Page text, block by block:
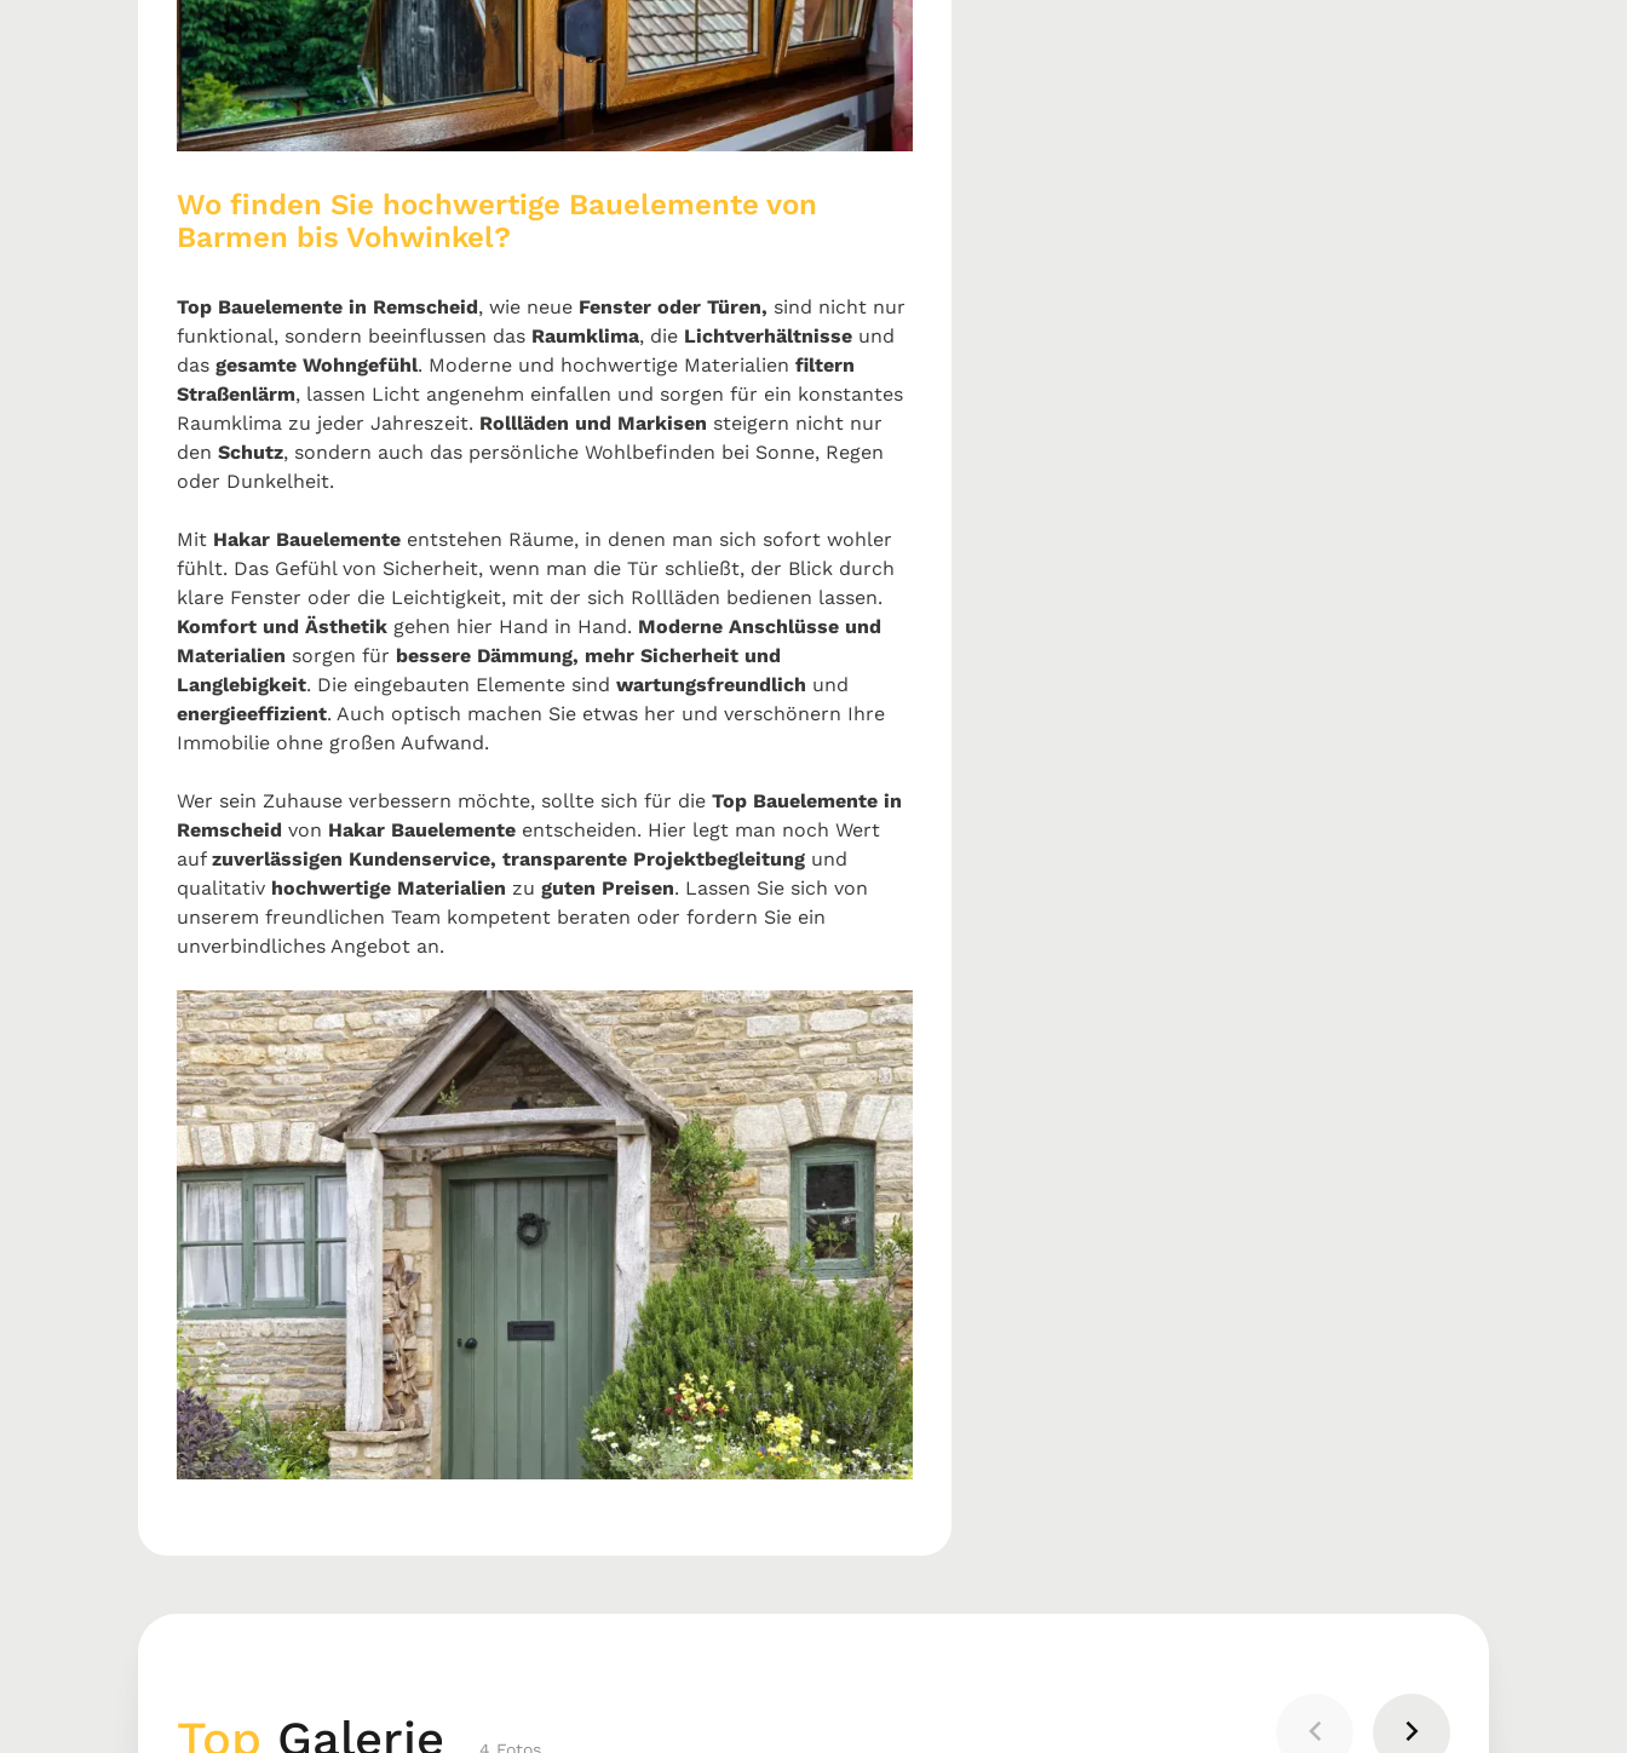
Wo finden Sie hochwertige Bauelemente von
Barmen bis Vohwinkel?
Top Bauelemente in Remscheid, wie neue Fenster oder Türen, sind nicht nur
funktional, sondern beeinflussen das Raumklima, die Lichtverhältnisse und
das gesamte Wohngefühl. Moderne und hochwertige Materialien filtern
Straßenlärm, lassen Licht angenehm einfallen und sorgen für ein konstantes
Raumklima zu jeder Jahreszeit. Rollläden und Markisen steigern nicht nur
den Schutz, sondern auch das persönliche Wohlbefinden bei Sonne, Regen
oder Dunkelheit.
Mit Hakar Bauelemente entstehen Räume, in denen man sich sofort wohler
fühlt. Das Gefühl von Sicherheit, wenn man die Tür schließt, der Blick durch
klare Fenster oder die Leichtigkeit, mit der sich Rollläden bedienen lassen.
Komfort und Ästhetik gehen hier Hand in Hand. Moderne Anschlüsse und
Materialien sorgen für bessere Dämmung, mehr Sicherheit und
Langlebigkeit. Die eingebauten Elemente sind wartungsfreundlich und
energieeffizient. Auch optisch machen Sie etwas her und verschönern Ihre
Immobilie ohne großen Aufwand.
Wer sein Zuhause verbessern möchte, sollte sich für die Top Bauelemente in
Remscheid von Hakar Bauelemente entscheiden. Hier legt man noch Wert
auf zuverlässigen Kundenservice, transparente Projektbegleitung und
qualitativ hochwertige Materialien zu guten Preisen. Lassen Sie sich von
unserem freundlichen Team kompetent beraten oder fordern Sie ein
unverbindliches Angebot an.
Top Galerie